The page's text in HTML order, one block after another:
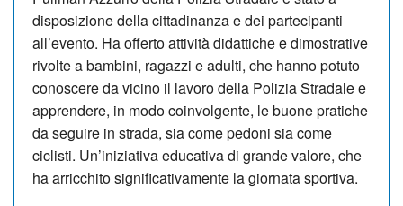
disposizione della cittadinanza e dei partecipanti
all’evento. Ha offerto attività didattiche e dimostrative
rivolte a bambini, ragazzi e adulti, che hanno potuto
conoscere da vicino il lavoro della Polizia Stradale e
apprendere, in modo coinvolgente, le buone pratiche
da seguire in strada, sia come pedoni sia come
ciclisti. Un’iniziativa educativa di grande valore, che
ha arricchito significativamente la giornata sportiva.